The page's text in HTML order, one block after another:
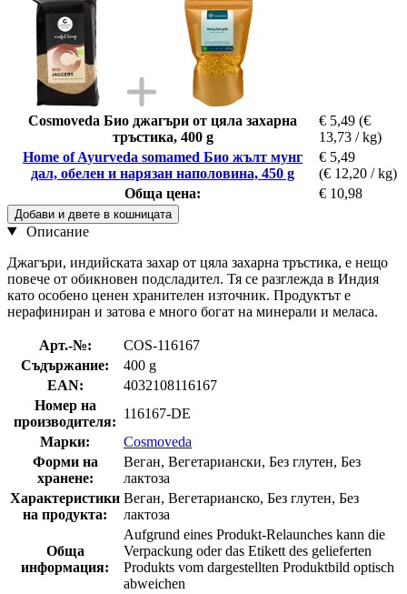
Cosmoveda Био джагъри от цяла захарна
тръстика, 400 g
€ 5,49 (€
13,73 / kg)
Home of Ayurveda somamed Био жълт мунг
дал, обелен и нарязан наполовина, 450 g
€ 5,49
(€ 12,20 / kg)
Обща цена:
€ 10,98
Добави и двете в кошницата
Описание
Джагъри, индийската захар от цяла захарна тръстика, е нещо
повече от обикновен подсладител. Тя се разглежда в Индия
като особено ценен хранителен източник. Продуктът е
нерафиниран и затова е много богат на минерали и меласа.
Арт.-№:
COS-116167
Съдържание:
400 g
EAN:
4032108116167
Номер на
производителя:
116167-DE
Марки:
Cosmoveda
Форми на
хранене:
Веган, Вегетариански, Без глутен, Без
лактоза
Характеристики
на продукта:
Веган, Вегетарианско, Без глутен, Без
лактоза
Обща
информация:
Aufgrund eines Produkt-Relaunches kann die
Verpackung oder das Etikett des gelieferten
Produkts vom dargestellten Produktbild optisch
abweichen